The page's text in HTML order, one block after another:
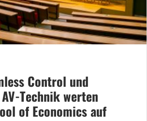
Control und
Technik werten
of Economics auf